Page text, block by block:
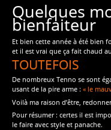
Quelques
bienfaiteur
Et bien cette année à été bien
et il est vrai que ça fait chaud
TOUTEFOIS
De nombreux Tenno se sont
usant de la pire arme : « le
Voilà ma raison d’être,
Pour résumer : certes il est
le faire avec style et panache.